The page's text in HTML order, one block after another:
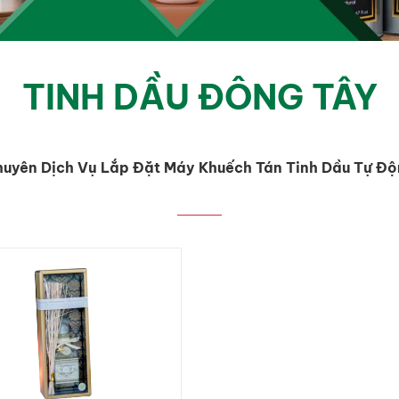
TINH DẦU ĐÔNG TÂY
Dịch Vụ Lắp Đặt Máy Khuếch Tán Tinh Dầu Tự